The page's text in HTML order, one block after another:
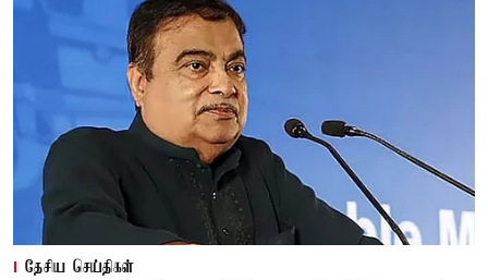
தேசிய செய்திகள்